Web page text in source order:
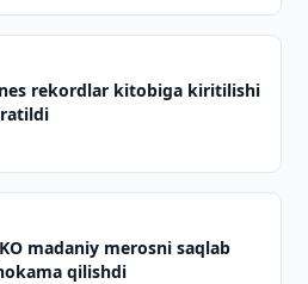
rekordlar kitobiga kiritilishi
madaniy merosni saqlab
qilishdi